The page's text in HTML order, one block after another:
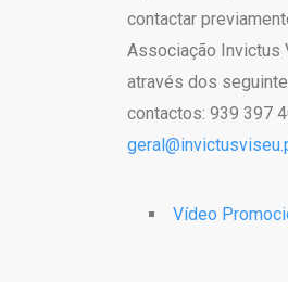
contactar
Associação Invictus
através dos
contactos: 939 397
Vídeo